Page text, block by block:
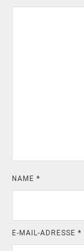
NAME *
E-MAIL-ADRESSE *